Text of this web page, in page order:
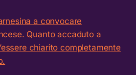
a convocare
Quanto accaduto a
chiarito completamente